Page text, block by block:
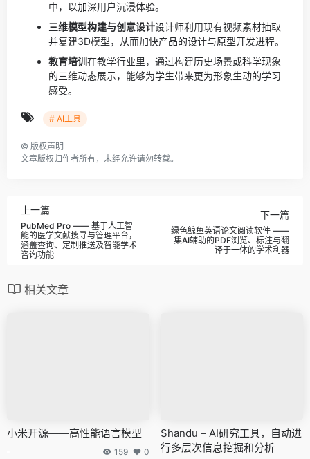
中，以加深用户沉浸体验。
三维模型构建与创意设计设计师利用现有视频素材抽取
并复建3D模型，从而加快产品的设计与原型开发进程。
教育培训在教学行业里，通过构建历史场景或科学现象
的三维动态展示，能够为学生带来更为形象生动的学习
感受。
# AI工具
© 版权声明
文章版权归作者所有，未经允许请勿转载。
上一篇
PubMed Pro —— 基于人工智
能的医学文献搜寻与管理平台，
涵盖查询、定制推送及智能学术
咨询功能
下一篇
绿色鲸鱼英语论文阅读软件 ——
集AI辅助的PDF浏览、标注与翻
译于一体的学术利器
相关文章
小米开源——高性能语言模型
159 0
Shandu – AI研究工具，自动进
行多层次信息挖掘和分析